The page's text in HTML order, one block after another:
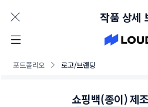
포트폴리오 로고/브랜딩
작품 상세
쇼핑백(종이) 제